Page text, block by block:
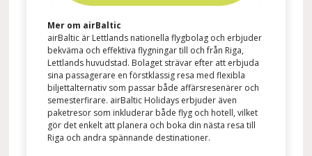
Mer om airBaltic
airBaltic är Lettlands nationella flygbolag och erbjuder
bekväma och effektiva flygningar till och från Riga,
Lettlands huvudstad. Bolaget strävar efter att erbjuda
sina passagerare en förstklassig resa med flexibla
biljettalternativ som passar både affärsresenärer och
semesterfirare. airBaltic Holidays erbjuder även
paketresor som inkluderar både flyg och hotell, vilket
gör det enkelt att planera och boka din nästa resa till
Riga och andra spännande destinationer.